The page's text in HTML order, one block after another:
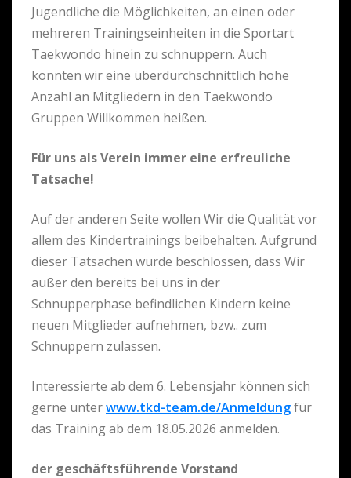
Jugendliche die Möglichkeiten, an einen oder
mehreren Trainingseinheiten in die Sportart
Taekwondo hinein zu schnuppern. Auch
konnten wir eine überdurchschnittlich hohe
Anzahl an Mitgliedern in den Taekwondo
Gruppen Willkommen heißen.
Für uns als Verein immer eine erfreuliche
Tatsache!
Auf der anderen Seite wollen Wir die Qualität vor
allem des Kindertrainings beibehalten. Aufgrund
dieser Tatsachen wurde beschlossen, dass Wir
außer den bereits bei uns in der
Schnupperphase befindlichen Kindern keine
neuen Mitglieder aufnehmen, bzw.. zum
Schnuppern zulassen.
Interessierte ab dem 6. Lebensjahr können sich
gerne unterwww.tkd-team.de/Anmeldungfür
das Training ab dem 18.05.2026 anmelden.
der geschäftsführende Vorstand